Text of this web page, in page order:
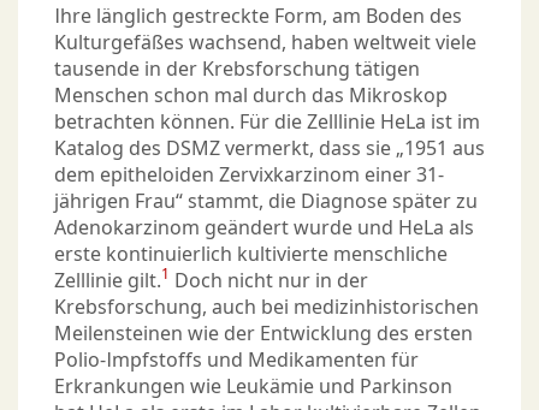
Ihre länglich gestreckte Form, am Boden des
Kulturgefäßes wachsend, haben weltweit viele
tausende in der Krebsforschung tätigen
Menschen schon mal durch das Mikroskop
betrachten können. Für die Zelllinie HeLa ist im
Katalog des DSMZ vermerkt, dass sie „1951 aus
dem epitheloiden Zervixkarzinom einer 31-
jährigen Frau“ stammt, die Diagnose später zu
Adenokarzinom geändert wurde und HeLa als
erste kontinuierlich kultivierte menschliche
Zelllinie gilt.1 Doch nicht nur in der
Krebsforschung, auch bei medizinhistorischen
Meilensteinen wie der Entwicklung des ersten
Polio-Impfstoffs und Medikamenten für
Erkrankungen wie Leukämie und Parkinson